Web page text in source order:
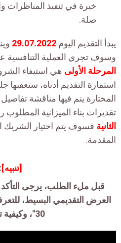
خبرة في تنفيذ المناظرات
صلة.
يبدأ التقديم اليوم 29.07.2022
وسوف تجري العملية التنافسية
المرحلة الأولى هي استيفاء
استمارة التقديم أدناه، ستعقبها
المختارة يتم فيها مناقشة
تقديرات بناء الميزانية المطلوب
الثانية فسوف يتم اختيار
المقدمة.
[تنبيه]:
قبل ملء الطلب، يرجى
العرض التقديمي البسيط،
30″، وكيفية تنفيذها.